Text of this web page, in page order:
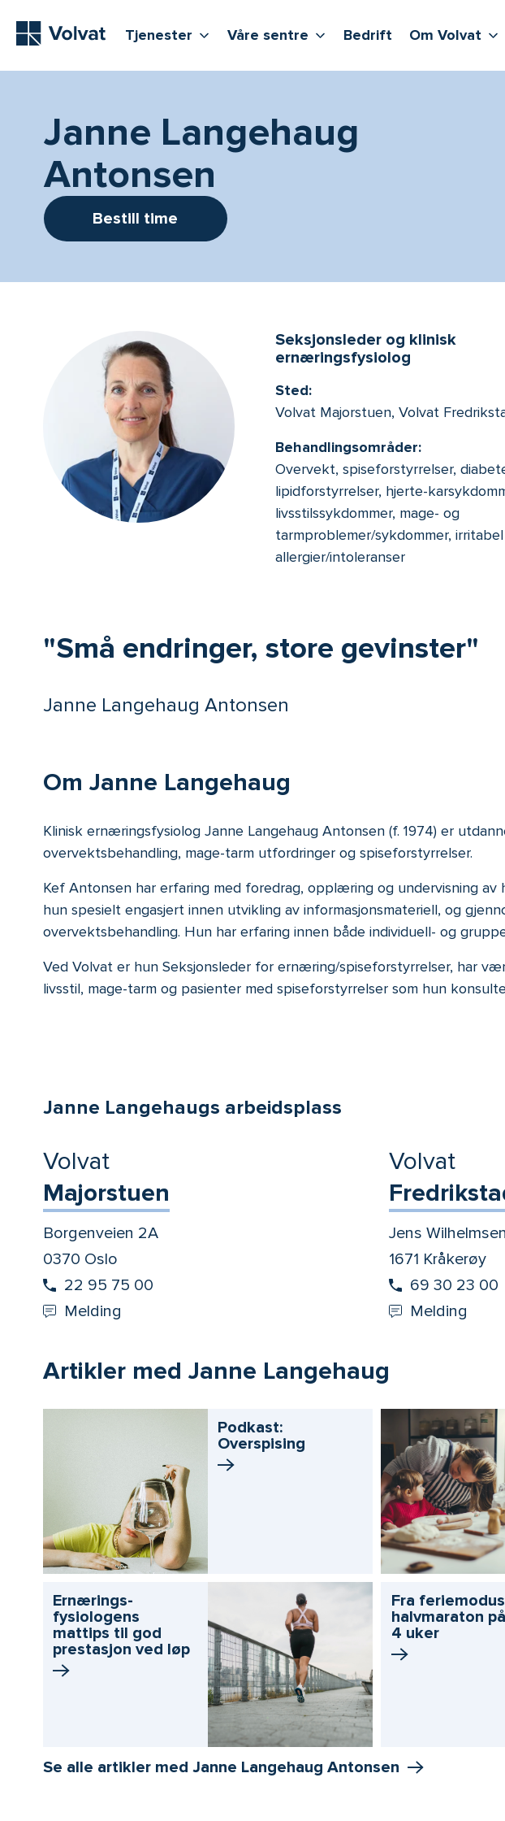
Tjenester Vis flere undernivåerTjenester
Våre sentre Vis flere undernivåerVåre
Bedrift Om Volvat
Janne Langehaug
Antonsen
Bestill time
Seksjonsleder og klinisk
ernæringsfysiolog
Sted:
Volvat Majorstuen, Volvat
Behandlingsområder:
Overvekt, spiseforstyrrelser,
lipidforstyrrelser, hjerte-
livsstilssykdommer, mage- og
tarmproblemer/sykdommer, irritabel
allergier/intoleranser
Små endringer, store gevinster
Janne Langehaug Antonsen
Om Janne Langehaug
Klinisk ernæringsfysiolog Janne Langehaug Antonsen (f. 1974) er
overvektsbehandling, mage-tarm utfordringer og spiseforstyrrelser.
Kef Antonsen har erfaring med foredrag, opplæring og undervisning
hun spesielt engasjert innen utvikling av informasjonsmateriell, og
overvektsbehandling. Hun har erfaring innen både individuell- og
Ved Volvat er hun Seksjonsleder for ernæring/spiseforstyrrelser, har
livsstil, mage-tarm og pasienter med spiseforstyrrelser som hun
Janne Langehaugs arbeidsplass
Volvat
Majorstuen
Borgenveien 2A
0370 Oslo
22 95 75 00
Melding
Volvat
Jens
1671 Kråkerøy
69 30 23 00
Melding
Artikler med Janne Langehaug
Podkast:
Overspising
Ernærings­
fysiologens
mattips til god
prestasjon ved løp
Fra
halvmaraton
4 uker
Se alle artikler med Janne Langehaug Antonsen